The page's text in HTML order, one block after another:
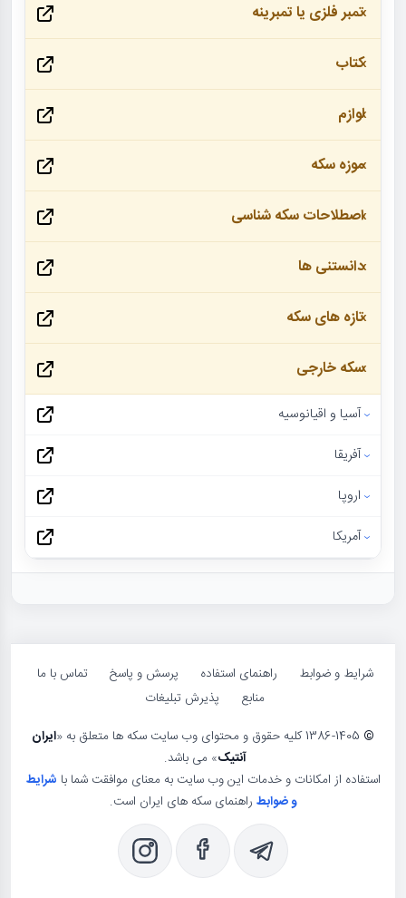
تمبر فلزی یا تمبرینه
کتاب
لوازم
موزه سکه
اصطلاحات سکه شناسی
دانستنی ها
تازه های سکه
سکه خارجی
آسیا و اقیانوسیه
آفریقا
اروپا
آمریکا
شرایط و ضوابط راهنمای استفاده پرسش و پاسخ
تماس با ما
منابع
پذیرش تبلیغات
©
ایران
آنتیک» می باشد.
استفاده از امکانات و خدمات این وب سایت به معنای موافقت شما با شرایط
و ضوابط راهنمای سکه های ایران است.